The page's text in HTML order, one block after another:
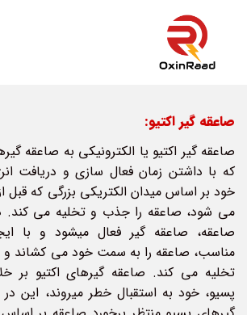
صاعقه گیر اکتیو:
صاعقه گیر اکتیو یا الکترونیکی به صاعقه
که با داشتن زمان فعال سازی و دریافت
خود بر اساس میدان الکتریکی بزرگی که قبل
می شود، صاعقه را جذب و تخلیه می کند.
صاعقه، صاعقه گیر فعال می­شود و با
مناسب، صاعقه را به سمت خود می کشاند و
تخلیه می کند. صاعقه گیرهای اکتیو بر
پسیو، خود به استقبال خطر می­روند، این